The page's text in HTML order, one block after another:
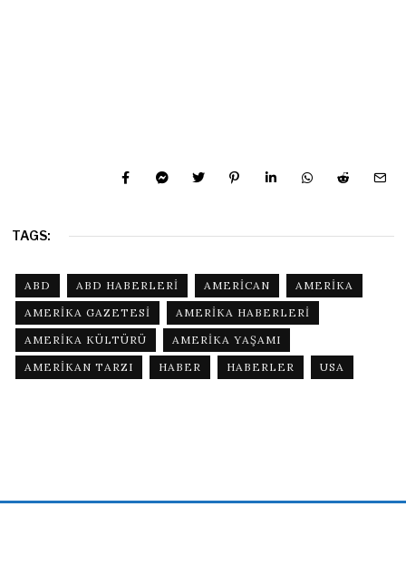
TAGS:
ABD ABD HABERLERI AMERICAN
AMERIKA
AMERIKA GAZETESI
AMERIKA HABERLERI
AMERIKA KÜLTÜRÜ
AMERIKA YAŞAMI
AMERIKAN TARZI
HABER HABERLER USA